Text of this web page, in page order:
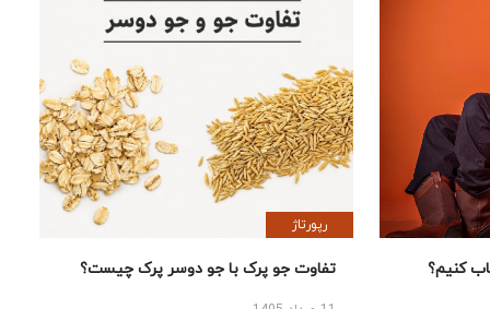
کنیم؟
رپورتاژ
تفاوت جو پرک با جو دوسر پرک چیست؟